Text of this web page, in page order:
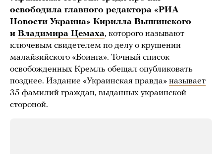
освободила главного редактора «РИА
Новости Украина» Кирилла Вышинского
и Владимира Цемаха, которого называют
ключевым свидетелем по делу о крушении
малайзийского «Боинга». Точный список
освобожденных Кремль обещал опубликовать
позднее. Издание «Украинская правда» называет
35 фамилий граждан, выданных украинской
стороной.